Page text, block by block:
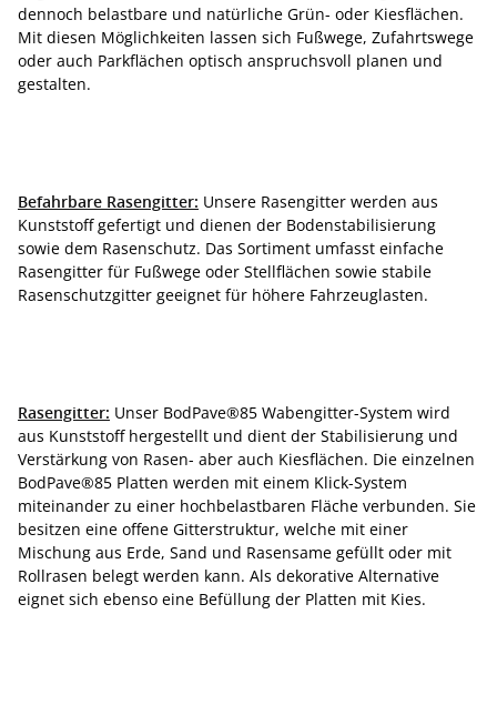
dennoch belastbare und natürliche Grün- oder Kiesflächen.
Mit diesen Möglichkeiten lassen sich Fußwege, Zufahrtswege
oder auch Parkflächen optisch anspruchsvoll planen und
gestalten.
Befahrbare Rasengitter: Unsere Rasengitter werden aus
Kunststoff gefertigt und dienen der Bodenstabilisierung
sowie dem Rasenschutz. Das Sortiment umfasst einfache
Rasengitter für Fußwege oder Stellflächen sowie stabile
Rasenschutzgitter geeignet für höhere Fahrzeuglasten.
Rasengitter: Unser BodPave®85 Wabengitter-System wird
aus Kunststoff hergestellt und dient der Stabilisierung und
Verstärkung von Rasen- aber auch Kiesflächen. Die einzelnen
BodPave®85 Platten werden mit einem Klick-System
miteinander zu einer hochbelastbaren Fläche verbunden. Sie
besitzen eine offene Gitterstruktur, welche mit einer
Mischung aus Erde, Sand und Rasensame gefüllt oder mit
Rollrasen belegt werden kann. Als dekorative Alternative
eignet sich ebenso eine Befüllung der Platten mit Kies.